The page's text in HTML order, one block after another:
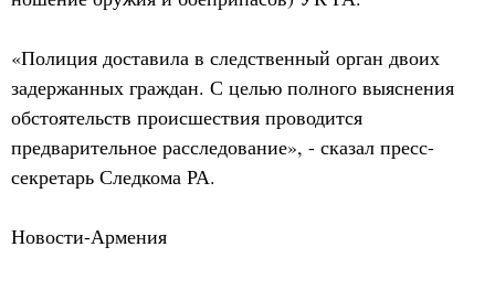
«Полиция доставила в следственный орган двоих
задержанных граждан. С целью полного выяснения
обстоятельств происшествия проводится
предварительное расследование», - сказал пресс-
секретарь Следкома РА.
Новости-Армения